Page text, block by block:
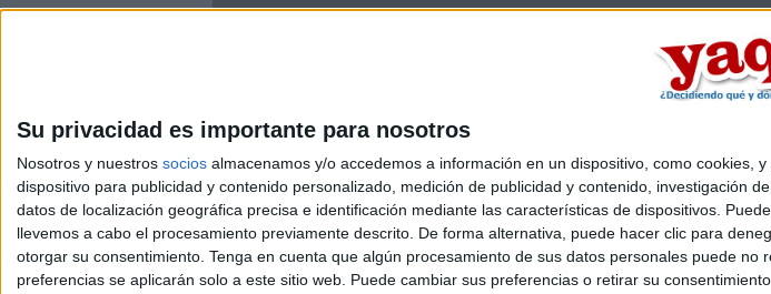
Su privacidad es importante para nosotros
Nosotros y nuestros socios almacenamos y/o accedemos a información en un dispositivo, como cookies,
dispositivo para publicidad y contenido personalizado, medición de publicidad y contenido, investigación
datos de localización geográfica precisa e identificación mediante las características de dispositivos.
llevemos a cabo el procesamiento previamente descrito. De forma alternativa, puede hacer clic para
otorgar su consentimiento. Tenga en cuenta que algún procesamiento de sus datos personales puede
preferencias se aplicarán solo a este sitio web. Puede cambiar sus preferencias o retirar su
Quiénes somos|
Aviso legal|Politica de privacidad|
© 2003-2026Compás Mediterráneo S.L.- Diego de León